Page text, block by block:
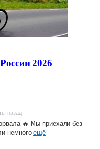
2026
назад
🔥 Мы приехали без
немного ещё